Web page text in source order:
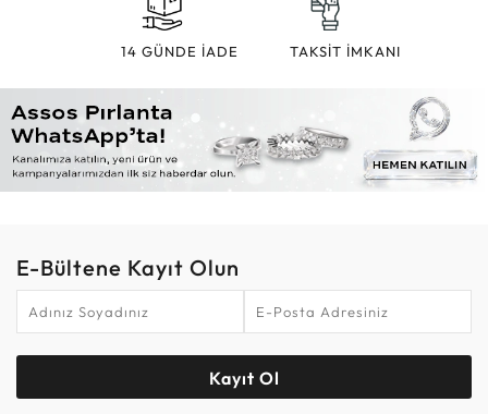
14 GÜNDE İADE TAKSİT İMKANI
E-Bültene Kayıt Olun
Kayıt Ol